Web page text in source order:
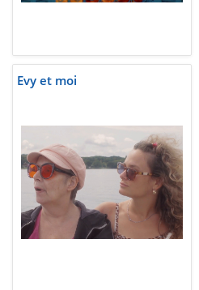
Evy et moi